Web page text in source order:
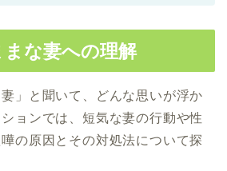
な妻への理解
妻」と聞いて、どんな思いが浮か
ョンでは、短気な妻の行動や性
の原因とその対処法について探